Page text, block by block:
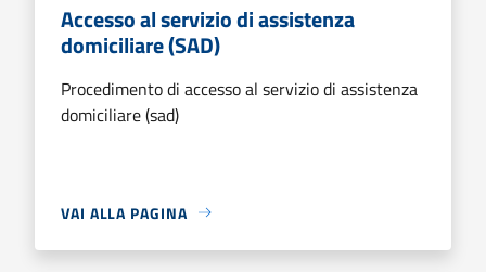
Accesso al servizio di assistenza
domiciliare (SAD)
Procedimento di accesso al servizio di assistenza
domiciliare (sad)
VAI ALLA PAGINA